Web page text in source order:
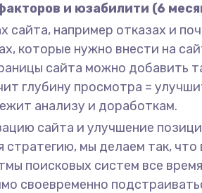
и юзабилити (6
например отказах и
которые нужно внести на
сайта можно добавить
глубину просмотра =
анализу и доработкам.
сайта и улучшение
мы делаем так,
поисковых систем все
своевременно